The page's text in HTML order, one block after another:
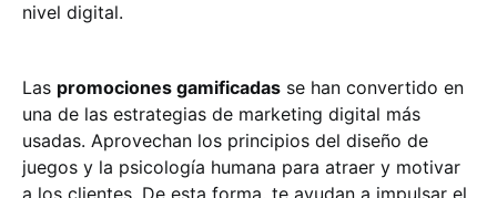
nivel digital.
Las promociones gamificadas se han convertido en
una de las estrategias de marketing digital más
usadas. Aprovechan los principios del diseño de
juegos y la psicología humana para atraer y motivar
a los clientes. De esta forma, te ayudan a impulsar el